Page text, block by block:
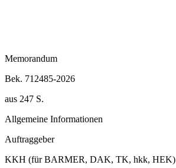
Memorandum
Bek. 712485-2026
aus 247 S.
Allgemeine Informationen
Auftraggeber
KKH (für BARMER, DAK, TK, hkk, HEK)